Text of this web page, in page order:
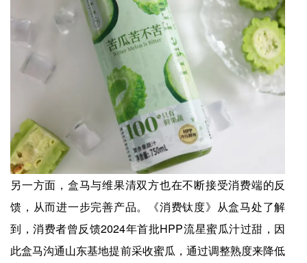
另一方面，盒马与维果清双方也在不断接受消费端的反
馈，从而进一步完善产品。《消费钛度》从盒马处了解
到，消费者曾反馈2024年首批HPP流星蜜瓜汁过甜，因
此盒马沟通山东基地提前采收蜜瓜，通过调整熟度来降低